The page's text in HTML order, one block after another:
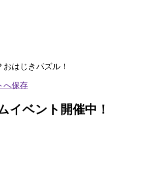
はじきパズル！
イベント開催中！